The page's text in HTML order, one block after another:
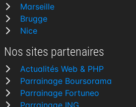
Marseille
Brugge
Nice
Nos sites partenaires
Actualités Web & PHP
Parrainage Boursorama
Parrainage Fortuneo
Parrainage ING